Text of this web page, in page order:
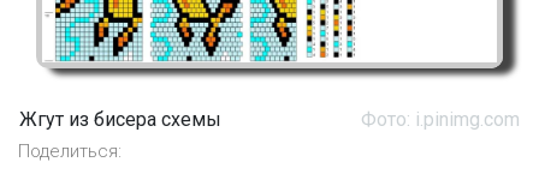
Жгут из бисера схемы Фото: i.pinimg.com
Поделиться: